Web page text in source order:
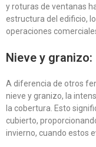
y roturas de ventanas
estructura del edificio,
operaciones
Nieve y granizo:
A diferencia de otros
nieve y granizo, la
la cobertura. Esto
cubierto,
invierno, cuando estos